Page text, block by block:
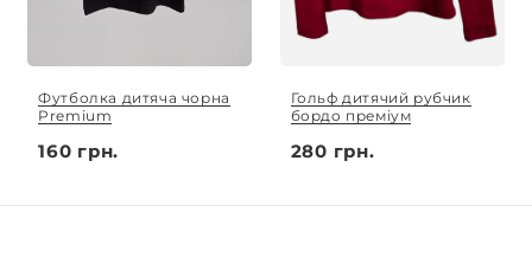
Футболка дитяча чорна
Premium
160 грн.
Гольф дитячий рубчик
бордо преміум
280 грн.